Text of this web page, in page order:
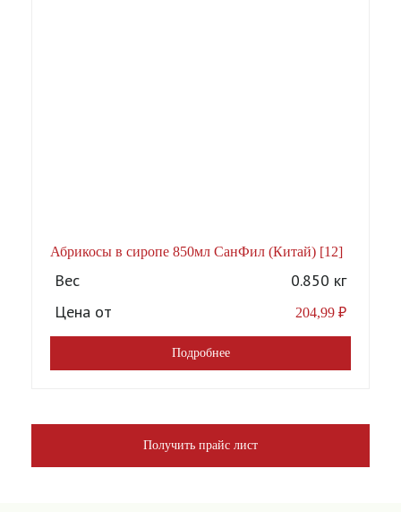
Абрикосы в сиропе 850мл СанФил (Китай) [12]
Вес
0.850 кг
Цена от
204,99 ₽
Подробнее
Получить прайс лист